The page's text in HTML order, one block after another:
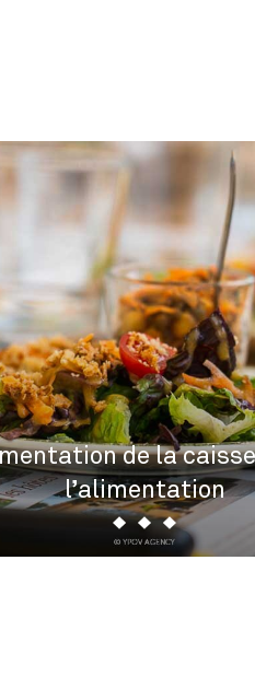
de la
l’alimentation